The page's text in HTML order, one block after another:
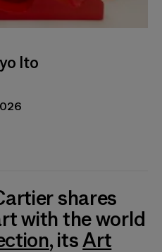
Ito
shares
with the world
, its Art